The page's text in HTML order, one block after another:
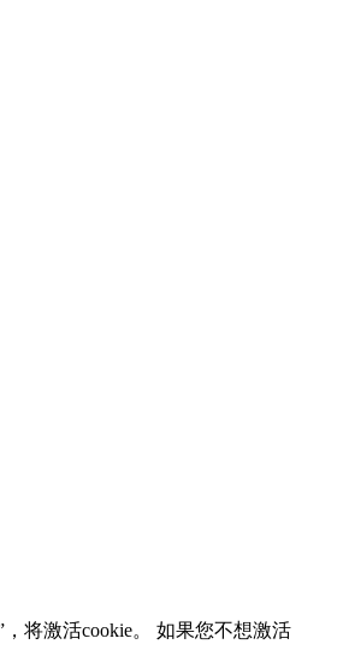
将激活cookie。 如果您不想激活